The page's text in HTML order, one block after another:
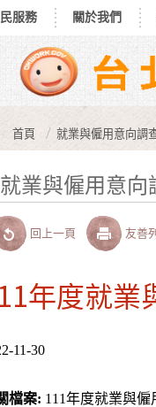
服務 關於我們
首頁 就業與僱用意向調
就業與僱用意向
回上一頁 友善
年度就業
11-30
檔案: 111年度就業與